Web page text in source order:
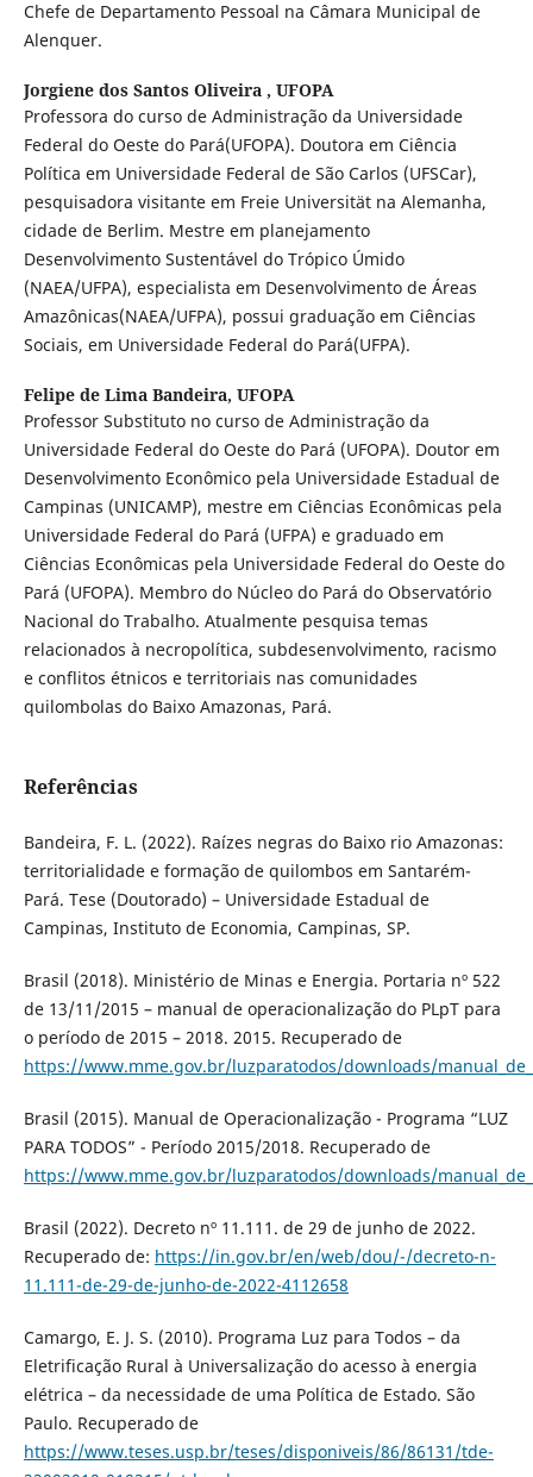
Chefe de Departamento Pessoal na Câmara Municipal de
Alenquer.
Jorgiene dos Santos Oliveira , UFOPA
Professora do curso de Administração da Universidade
Federal do Oeste do Pará(UFOPA). Doutora em Ciência
Política em Universidade Federal de São Carlos (UFSCar),
pesquisadora visitante em Freie Universität na Alemanha,
cidade de Berlim. Mestre em planejamento
Desenvolvimento Sustentável do Trópico Úmido
(NAEA/UFPA), especialista em Desenvolvimento de Áreas
Amazônicas(NAEA/UFPA), possui graduação em Ciências
Sociais, em Universidade Federal do Pará(UFPA).
Felipe de Lima Bandeira, UFOPA
Professor Substituto no curso de Administração da
Universidade Federal do Oeste do Pará (UFOPA). Doutor em
Desenvolvimento Econômico pela Universidade Estadual de
Campinas (UNICAMP), mestre em Ciências Econômicas pela
Universidade Federal do Pará (UFPA) e graduado em
Ciências Econômicas pela Universidade Federal do Oeste do
Pará (UFOPA). Membro do Núcleo do Pará do Observatório
Nacional do Trabalho. Atualmente pesquisa temas
relacionados à necropolítica, subdesenvolvimento, racismo
e conflitos étnicos e territoriais nas comunidades
quilombolas do Baixo Amazonas, Pará.
Referências
Bandeira, F. L. (2022). Raízes negras do Baixo rio Amazonas:
territorialidade e formação de quilombos em Santarém-
Pará. Tese (Doutorado) – Universidade Estadual de
Campinas, Instituto de Economia, Campinas, SP.
Brasil (2018). Ministério de Minas e Energia. Portaria nº 522
de 13/11/2015 – manual de operacionalização do PLpT para
o período de 2015 – 2018. 2015. Recuperado de
https://www.mme.gov.br/luzparatodos/downloads/
Brasil (2015). Manual de Operacionalização - Programa “LUZ
PARA TODOS” - Período 2015/2018. Recuperado de
https://www.mme.gov.br/luzparatodos/downloads/
Brasil (2022). Decreto nº 11.111. de 29 de junho de 2022.
Recuperado de: https://in.gov.br/en/web/dou/-/decreto-n-
11.111-de-29-de-junho-de-2022-4112658
Camargo, E. J. S. (2010). Programa Luz para Todos – da
Eletrificação Rural à Universalização do acesso à energia
elétrica – da necessidade de uma Política de Estado. São
Paulo. Recuperado de
https://www.teses.usp.br/teses/disponiveis/86/86131/tde-